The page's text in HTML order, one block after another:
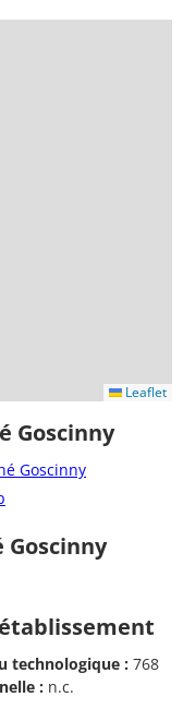
Leaflet
Goscinny
Goscinny
Goscinny
technologique : 768
: n.c.